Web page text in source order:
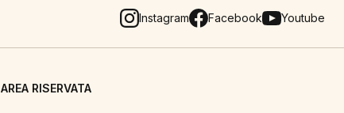
Instagram Facebook Youtube
AREA RISERVATA